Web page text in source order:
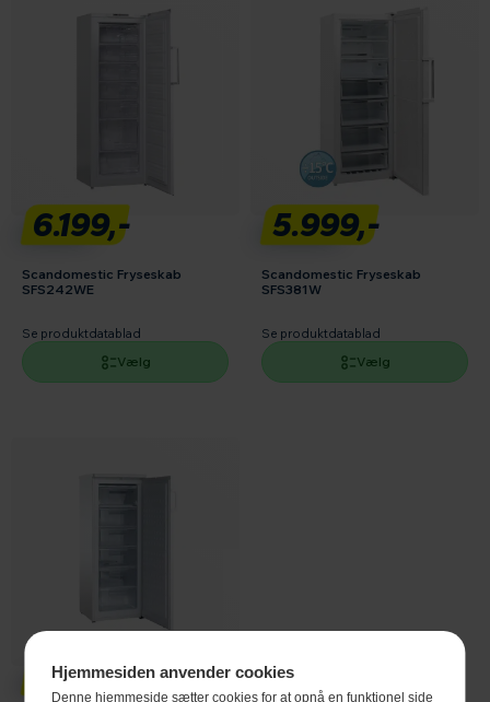
Hjemmesiden anvender cookies
Denne hjemmeside sætter cookies for at opnå en funktionel side
6.199,-
Scandomestic Fryseskab
SFS242WE
Se produktdatablad
Vælg
5.999,-
Scandomestic Fryseskab
SFS381W
Se produktdatablad
Vælg
4.495,-